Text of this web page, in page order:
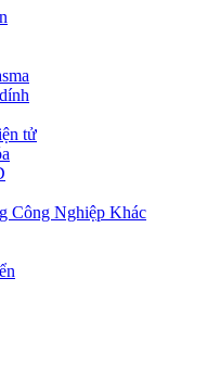
tử
Công Nghiệp Khác